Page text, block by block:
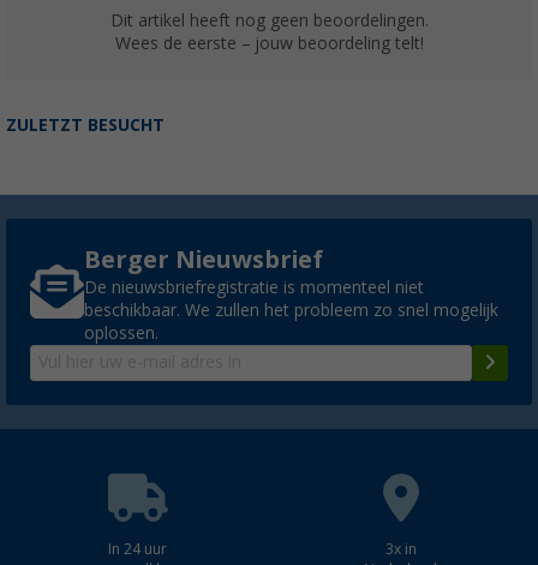
Dit artikel heeft nog geen beoordelingen.
Wees de eerste – jouw beoordeling telt!
ZULETZT BESUCHT
Berger Nieuwsbrief
De nieuwsbriefregistratie is momenteel niet
beschikbaar. We zullen het probleem zo snel mogelijk
oplossen.
In 24 uur
3x in